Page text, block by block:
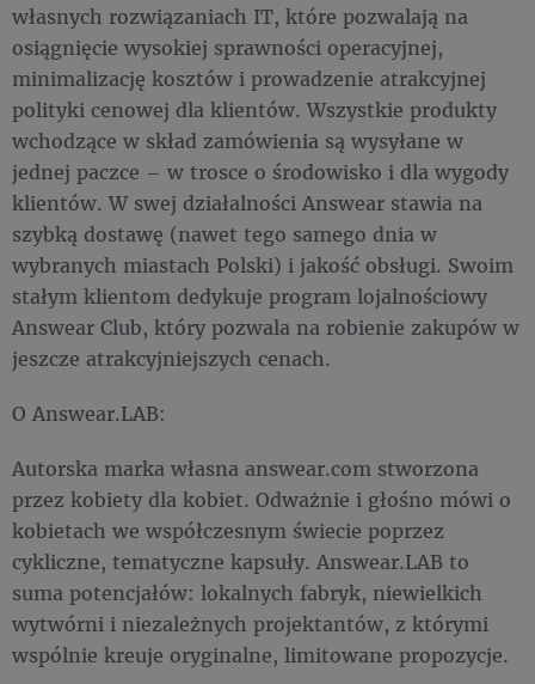
własnych rozwiązaniach IT, które pozwalają na
osiągnięcie wysokiej sprawności operacyjnej,
minimalizację kosztów i prowadzenie atrakcyjnej
polityki cenowej dla klientów. Wszystkie produkty
wchodzące w skład zamówienia są wysyłane w
jednej paczce – w trosce o środowisko i dla wygody
klientów. W swej działalności Answear stawia na
szybką dostawę (nawet tego samego dnia w
wybranych miastach Polski) i jakość obsługi. Swoim
stałym klientom dedykuje program lojalnościowy
Answear Club, który pozwala na robienie zakupów w
jeszcze atrakcyjniejszych cenach.
O Answear.LAB:
Autorska marka własna answear.com stworzona
przez kobiety dla kobiet. Odważnie i głośno mówi o
kobietach we współczesnym świecie poprzez
cykliczne, tematyczne kapsuły. Answear.LAB to
suma potencjałów: lokalnych fabryk, niewielkich
wytwórni i niezależnych projektantów, z którymi
wspólnie kreuje oryginalne, limitowane propozycje.